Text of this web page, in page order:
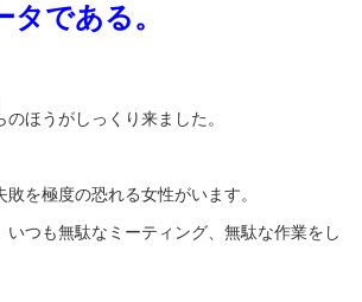
タである。
ほうがしっくり来ました。
を極度の恐れる女性がいます。
いつも無駄なミーティング、無駄な作業をし